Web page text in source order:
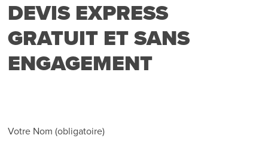
DEVIS EXPRESS
GRATUIT ET SANS
ENGAGEMENT
Votre Nom (obligatoire)